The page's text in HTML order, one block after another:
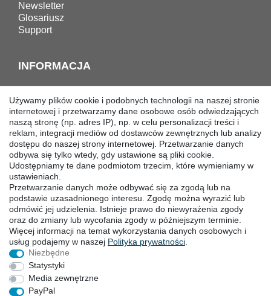
Newsletter
Glosariusz
Support
INFORMACJA
Utilisacja akumulatów
Pomoc
Terminy
SKONTAKTUJ SIĘ Z NAMI
Goebel GmbH
Mühlenstraße 2-4
40699 Erkrath
Niemcy
Telefon: +49 (0) 211 24 50 00 129
Call center pracuje od poniedziałku do piątku w
godzinach 10:00 - 16:00 (GMT +2)
E-mail:
info@goebel-shop.com
www.goebel-group.com
Używamy plików cookie i podobnych technologii na naszej stronie
internetowej i przetwarzamy dane osobowe osób odwiedzających
naszą stronę (np. adres IP), np. w celu personalizacji treści i
reklam, integracji mediów od dostawców zewnętrznych lub analizy
dostępu do naszej strony internetowej. Przetwarzanie danych
odbywa się tylko wtedy, gdy ustawione są pliki cookie.
Udostępniamy te dane podmiotom trzecim, które wymieniamy w
ustawieniach.
Przetwarzanie danych może odbywać się za zgodą lub na
podstawie uzasadnionego interesu. Zgodę można wyrazić lub
odmówić jej udzielenia. Istnieje prawo do niewyrażenia zgody
oraz do zmiany lub wycofania zgody w późniejszym terminie.
Więcej informacji na temat wykorzystania danych osobowych i
usług podajemy w naszej Polityka ­prywatności
Niezbędne
Statystyki
Media zewnętrzne
PayPal